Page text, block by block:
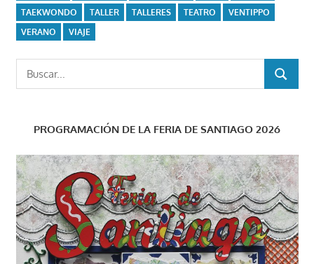
TAEKWONDO
TALLER TALLERES TEATRO
VENTIPPO
VERANO
VIAJE
Buscar:
BUSCAR
PROGRAMACIÓN DE LA FERIA DE SANTIAGO 2026